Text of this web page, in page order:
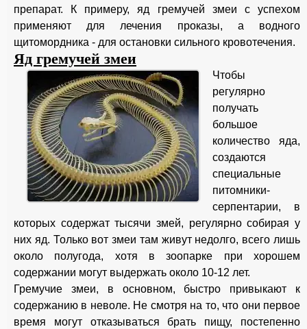
препарат. К примеру, яд гремучей змеи с успехом
применяют для лечения проказы, а водного
щитомордника - для остановки сильного кровотечения.
Яд гремучей змеи
Чтобы
регулярно
получать
большое
количество яда,
создаются
специальные
питомники-
серпентарии, в
которых содержат тысячи змей, регулярно собирая у
них яд. Только вот змеи там живут недолго, всего лишь
около полугода, хотя в зоопарке при хорошем
содержании могут выдержать около 10-12 лет.
Гремучие змеи, в основном, быстро привыкают к
содержанию в неволе. Не смотря на то, что они первое
время могут отказываться брать пищу, постепенно